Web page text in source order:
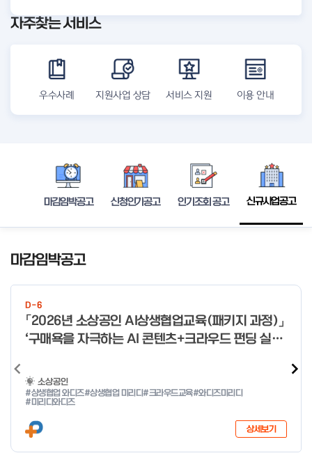
4
자주찾는 서비스
우수사례 지원사업 상담 서비스 지원 이용 안내
마감임박공고 신청인기공고 인기조회 공고 신규사업공고
마감임박공고
D-6
「2026년 소상공인 AI상생협업교육(패키지 과정)」
‘구매욕을 자극하는 AI 콘텐츠+크라우드 펀딩 실전
소상공인
#상생협업 와디즈#상생협업 미리디 #크라우드교육#와디즈미리디
#미리디와디즈
상세보기